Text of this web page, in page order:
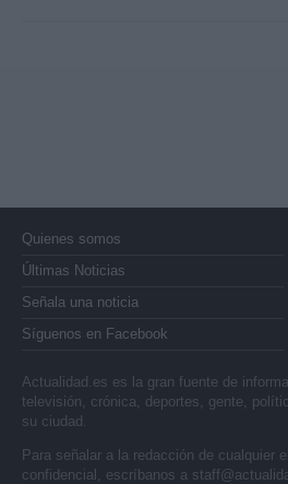
Quienes somos
Últimas Noticias
Señala una noticia
Síguenos en Facebook
Actualidad.es es la gran fuente de
televisión, crónica, deportes, gente,
su ciudad.
Para señalar a la redacción de cualquier
confidencial, escríbanos a